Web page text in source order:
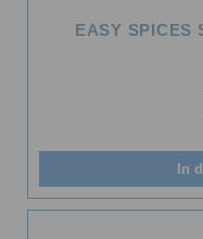
EASY SPICES
In